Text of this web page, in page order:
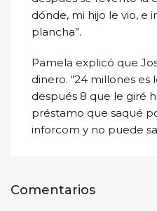
dónde, mi hijo le vio, e
plancha”.
Pamela explicó que
dinero. “24 millones es
después 8 que le giré
préstamo que saqué
inforcom y no puede
Comentarios